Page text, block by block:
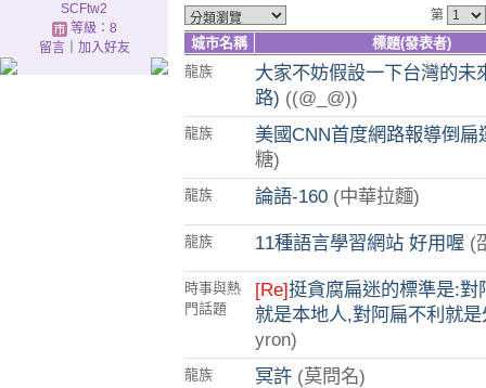
SCFtw2
等級：8
留言｜ 加入好友
第
城市名稱
標題(發表者)
龍族
大家不妨假設一下台灣的未
路) ((@_@))
龍族
美國CNN首度網路報導倒扁
糖)
龍族 論語-160 (中華拉麵)
龍族 11種語言學習網站 好用喔 (
時事與熱
門話題
[Re]挺貪腐扁迷的標準是:對
就是本地人,對阿扁不利就
yron)
龍族 冥許 (莫問名)